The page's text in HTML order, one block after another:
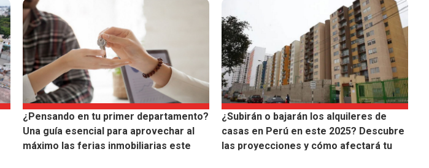
¿Pensando en tu primer departamento?
Una guía esencial para aprovechar al
máximo las ferias inmobiliarias este
¿Subirán o bajarán los alquileres de
casas en Perú en este 2025? Descubre
las proyecciones y cómo afectará tu